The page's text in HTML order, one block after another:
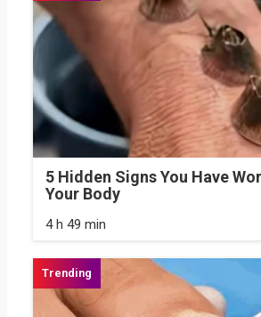
5 Hidden Signs You Have
Your Body
4 h 49 min